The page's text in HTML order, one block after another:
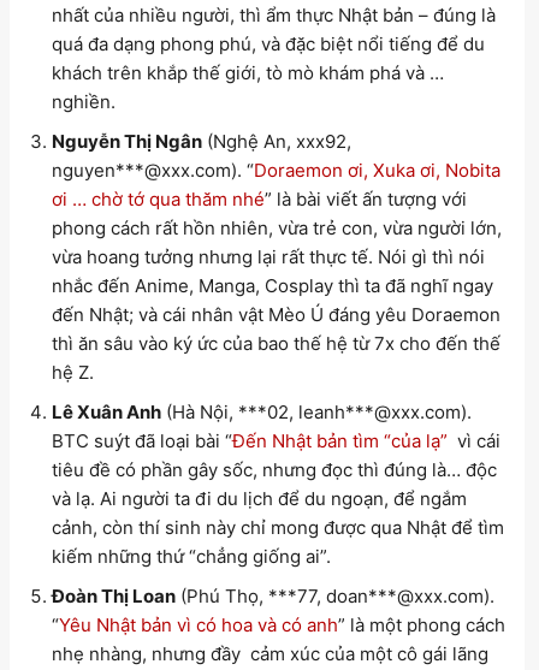
nhất của nhiều người, thì ẩm thực Nhật bản – đúng là
quá đa dạng phong phú, và đặc biệt nổi tiếng để du
khách trên khắp thế giới, tò mò khám phá và …
nghiền.
Nguyễn Thị Ngân(Nghệ An, xxx92,
nguyen***@xxx.com). “Doraemon ơi, Xuka ơi, Nobita
ơi … chờ tớ qua thăm nhé” là bài viết ấn tượng với
phong cách rất hồn nhiên, vừa trẻ con, vừa người lớn,
vừa hoang tưởng nhưng lại rất thực tế. Nói gì thì nói
nhắc đến Anime, Manga, Cosplay thì ta đã nghĩ ngay
đến Nhật; và cái nhân vật Mèo Ú đáng yêu Doraemon
thì ăn sâu vào ký ức của bao thế hệ từ 7x cho đến thế
hệ Z.
Lê Xuân Anh(Hà Nội, ***02, leanh***@xxx.com).
BTC suýt đã loại bài “Đến Nhật bản tìm “của lạ” vì cái
tiêu đề có phần gây sốc, nhưng đọc thì đúng là… độc
và lạ. Ai người ta đi du lịch để du ngoạn, để ngắm
cảnh, còn thí sinh này chỉ mong được qua Nhật để tìm
kiếm những thứ “chẳng giống ai”.
Đoàn Thị Loan(Phú Thọ, ***77, doan***@xxx.com).
“Yêu Nhật bản vì có hoa và có anh” là một phong cách
nhẹ nhàng, nhưng đầy cảm xúc của một cô gái lãng